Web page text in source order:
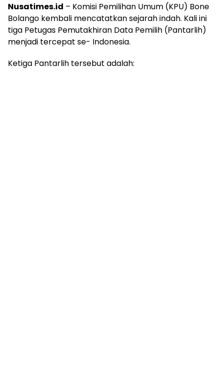
Nusatimes.id – Komisi Pemilihan Umum (KPU) Bone
Bolango kembali mencatatkan sejarah indah. Kali ini
tiga Petugas Pemutakhiran Data Pemilih (Pantarlih)
menjadi tercepat se- Indonesia.
Ketiga Pantarlih tersebut adalah: